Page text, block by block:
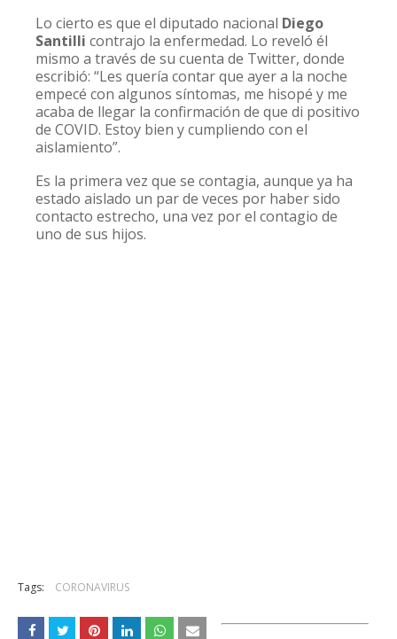
Lo cierto es que el diputado nacional Diego
Santilli contrajo la enfermedad. Lo reveló él
mismo a través de su cuenta de Twitter, donde
escribió: “Les quería contar que ayer a la noche
empecé con algunos síntomas, me hisopé y me
acaba de llegar la confirmación de que di positivo
de COVID. Estoy bien y cumpliendo con el
aislamiento”.
Es la primera vez que se contagia, aunque ya ha
estado aislado un par de veces por haber sido
contacto estrecho, una vez por el contagio de
uno de sus hijos.
Tags: CORONAVIRUS